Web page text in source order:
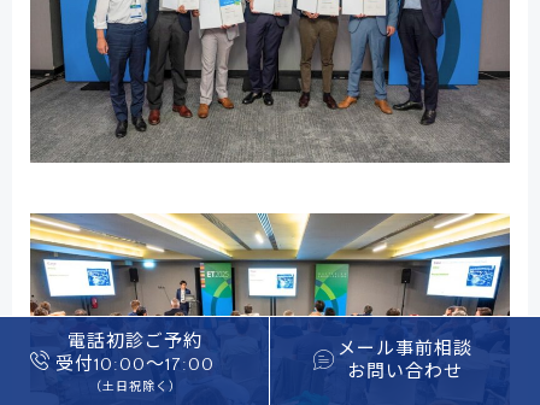
電話初診ご予約
受付10:00〜17:00
（土日祝除く）
メール事前相談
お問い合わせ